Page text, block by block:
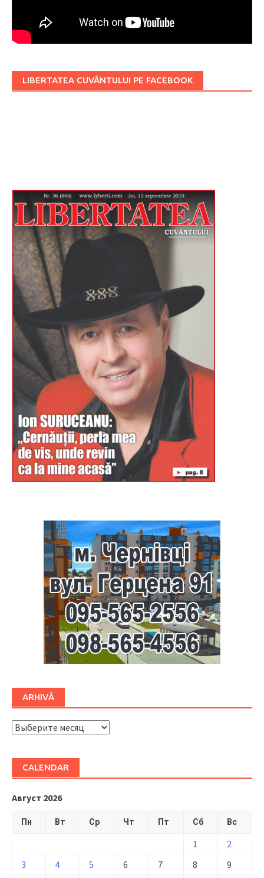
LIBERTATEA CUVÂNTULUI PE FACEBOOK
ARHIVĂ
ARHIVĂ
CALENDAR
Август 2026
Пн Вт Ср Чт Пт Сб Вс
1
2
3
4 5 6 7 8
9